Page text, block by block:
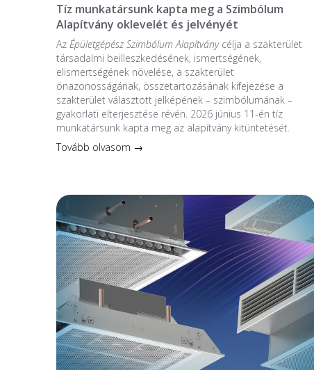
Tíz munkatársunk kapta meg a Szimbólum
Alapítvány oklevelét és jelvényét
Az Épületgépész Szimbólum Alapítványcélja a szakterület
társadalmi beilleszkedésének, ismertségének,
elismertségének növelése, a szakterület
önazonosságának, összetartozásának kifejezése a
szakterület választott jelképének – szimbólumának –
gyakorlati elterjesztése révén. 2026 június 11-én tíz
munkatársunk kapta meg az alapítvány kitüntetését.
Tovább olvasom →